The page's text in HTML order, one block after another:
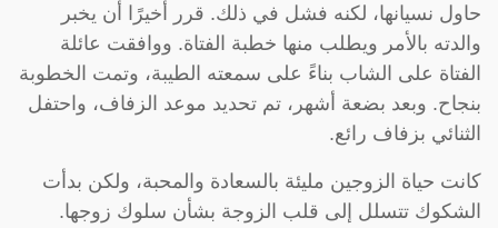
حاول نسيانها، لكنه فشل في ذلك. قرر أخيرًا أن يخبر
والدته بالأمر ويطلب منها خطبة الفتاة. ووافقت عائلة
الفتاة على الشاب بناءً على سمعته الطيبة، وتمت الخطوبة
بنجاح. وبعد بضعة أشهر، تم تحديد موعد الزفاف، واحتفل
الثنائي بزفاف رائع.
كانت حياة الزوجين مليئة بالسعادة والمحبة، ولكن بدأت
الشكوك تتسلل إلى قلب الزوجة بشأن سلوك زوجها.